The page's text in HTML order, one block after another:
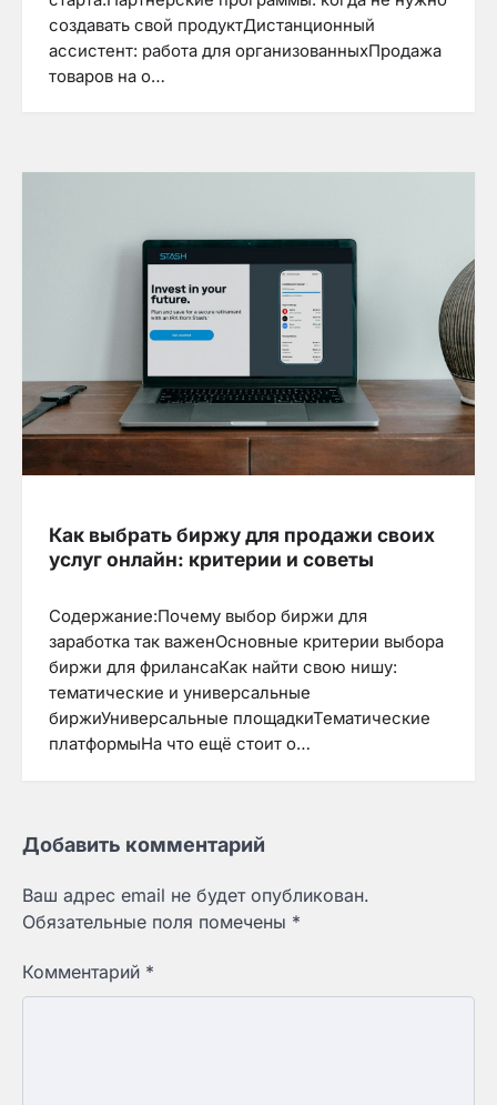
создавать свой продуктДистанционный
ассистент: работа для организованныхПродажа
товаров на о…
Как выбрать биржу для продажи своих
услуг онлайн: критерии и советы
Содержание:Почему выбор биржи для
заработка так важенОсновные критерии выбора
биржи для фрилансаКак найти свою нишу:
тематические и универсальные
биржиУниверсальные площадкиТематические
платформыНа что ещё стоит о…
Добавить комментарий
Ваш адрес email не будет опубликован.
Обязательные поля помечены *
Комментарий *